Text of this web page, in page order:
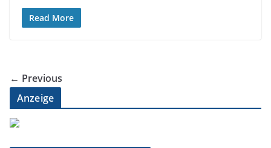
Read More
← Previous
Anzeige